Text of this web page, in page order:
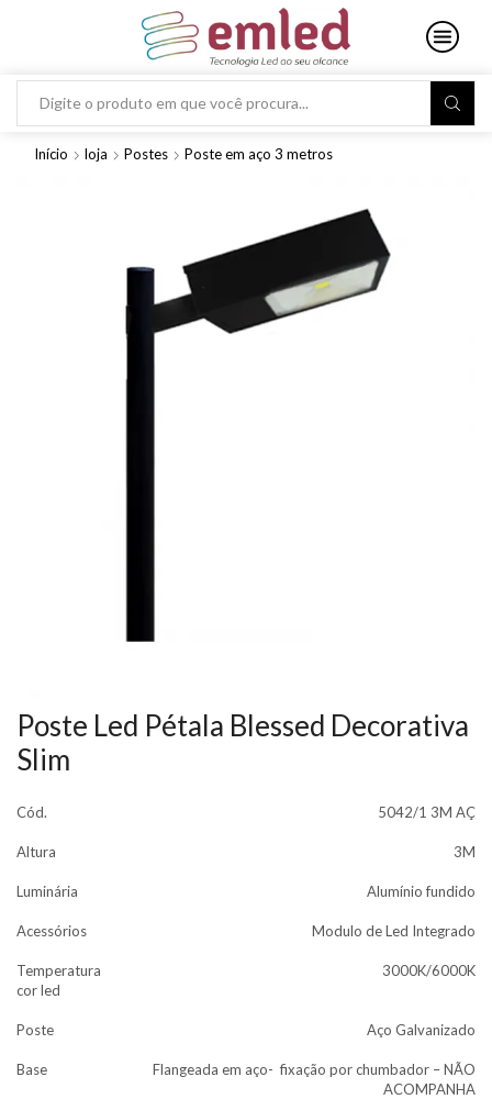
Search
Início loja Postes Poste em aço 3 metros
Poste Led Pétala Blessed Decorativa
Slim
Cód. 5042/1 3M AÇ
Altura 3M
Luminária Alumínio fundido
Acessórios Modulo de Led Integrado
Temperatura
cor led
3000K/6000K
Poste Aço Galvanizado
Base
Flangeada em aço- fixação por chumbador – NÃO
ACOMPANHA